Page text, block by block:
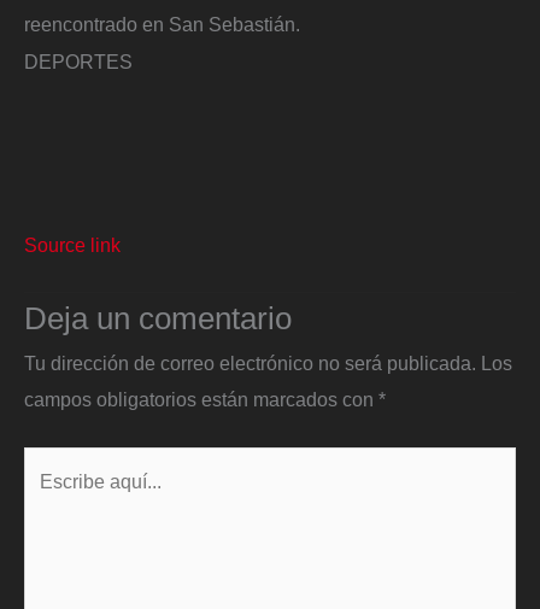
reencontrado en San Sebastián.
DEPORTES
Source link
Deja un comentario
Tu dirección de correo electrónico no será publicada.
Los
campos obligatorios están marcados con *